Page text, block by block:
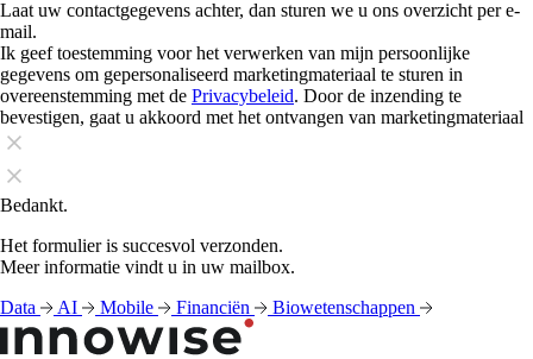
Laat uw contactgegevens achter, dan sturen we u ons overzicht per e-
mail.
Ik geef toestemming voor het verwerken van mijn persoonlijke
gegevens om gepersonaliseerd marketingmateriaal te sturen in
overeenstemming met de Privacybeleid. Door de inzending te
bevestigen, gaat u akkoord met het ontvangen van marketingmateriaal
Bedankt.
Het formulier is succesvol verzonden.
Meer informatie vindt u in uw mailbox.
Data
AI Mobile Financiën Biowetenschappen